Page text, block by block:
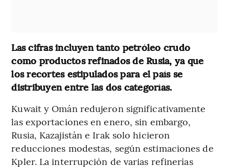
Las cifras incluyen tanto petróleo crudo
como productos refinados de Rusia, ya que
los recortes estipulados para el país se
distribuyen entre las dos categorías.
Kuwait y Omán redujeron significativamente
las exportaciones en enero, sin embargo,
Rusia, Kazajistán e Irak solo hicieron
reducciones modestas, según estimaciones de
Kpler. La interrupción de varias refinerías